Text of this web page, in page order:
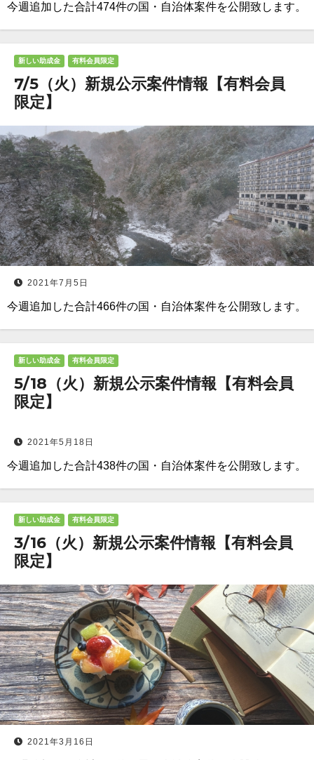
今週追加した合計474件の国・自治体案件を公開致します。
新しい助成金 有料会員限定
7/5（火）新規公示案件情報【有料会員
限定】
2021年7月5日
今週追加した合計466件の国・自治体案件を公開致します。
新しい助成金 有料会員限定
5/18（火）新規公示案件情報【有料会員
限定】
2021年5月18日
今週追加した合計438件の国・自治体案件を公開致します。
新しい助成金 有料会員限定
3/16（火）新規公示案件情報【有料会員
限定】
2021年3月16日